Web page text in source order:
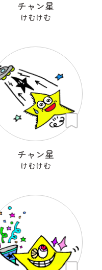
チャン星
けむけむ
チャン星
けむけむ